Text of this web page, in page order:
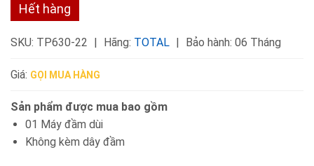
Hết hàng
SKU: TP630-22 Hãng: TOTAL Bảo hành: 06 Tháng
Giá: GỌI MUA HÀNG
Sản phẩm được mua bao gồm
01 Máy đầm dùi
Không kèm dây đầm